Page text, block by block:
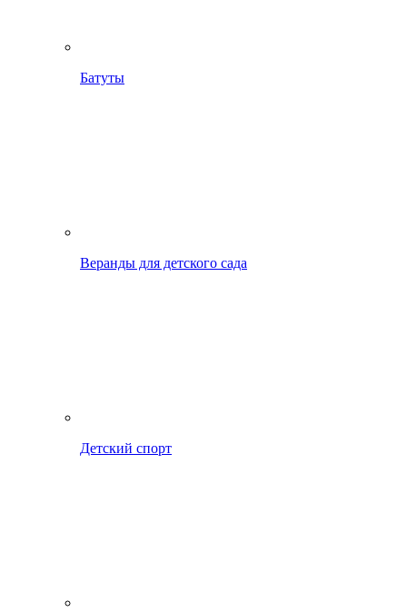
Батуты
Веранды для детского сада
Детский спорт